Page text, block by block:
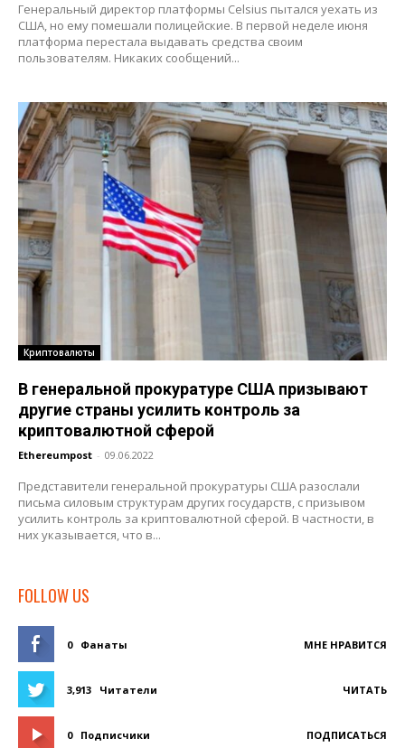
Генеральный директор платформы Celsius пытался уехать из
США, но ему помешали полицейские. В первой неделе июня
платформа перестала выдавать средства своим
пользователям. Никаких сообщений...
Криптовалюты
В генеральной прокуратуре США призывают
другие страны усилить контроль за
криптовалютной сферой
Ethereumpost - 09.06.2022
Представители генеральной прокуратуры США разослали
письма силовым структурам других государств, с призывом
усилить контроль за криптовалютной сферой. В частности, в
них указывается, что в...
FOLLOW US
0 Фанаты МНЕ НРАВИТСЯ
3,913 Читатели ЧИТАТЬ
0 Подписчики ПОДПИСАТЬСЯ